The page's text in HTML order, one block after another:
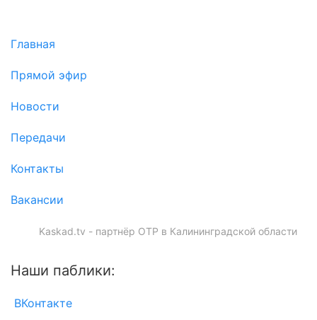
Главная
Прямой эфир
Новости
Передачи
Контакты
Вакансии
Kaskad.tv - партнёр ОТР в Калининградской области
Наши паблики:
ВКонтакте